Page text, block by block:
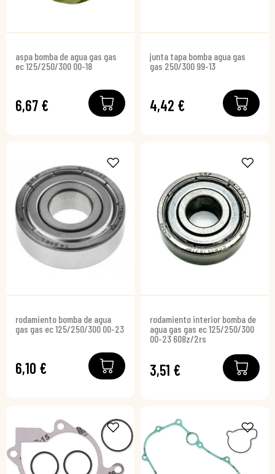
aspa bomba de agua gas gas
ec 125/250/300 00-18
6,67 €
junta tapa bomba agua gas
gas 250/300 99-13
4,42 €
rodamiento bomba de agua
gas gas ec 125/250/300 00-23
6,10 €
rodamiento interior bomba de
agua gas gas ec 125/250/300
00-23 608z/2rs
3,51 €